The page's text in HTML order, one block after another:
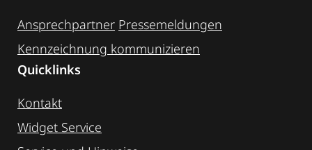
Ansprechpartner Pressemeldungen
Kennzeichnung ­kommunizieren
Quicklinks
Kontakt
Widget Service